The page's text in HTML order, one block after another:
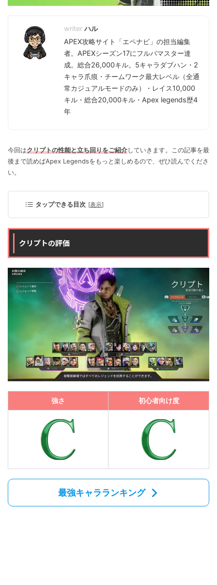
ハル
APEX攻略サイト「エペナビ」の担当編集
者。APEXシーズン17にフルパマスター達
成。総合26,000キル。5キャラダブハン・2
キャラ爪痕・チームワーク最大レベル（全通
常カジュアルモードのみ）・レイス10,000
キル・総合20,000キル・Apex legends歴4
年
今回はクリプトの性能と立ち回りをご紹介していきます。この記事を最
後まで読めばApex Legendsをもっと楽しめるので、ぜひ読んでくださ
い。
タップできる目次 [表示]
クリプトの評価
強さ 初心者向け度
最強キャラランキング